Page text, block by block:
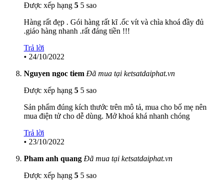
Được xếp hạng 5 5 sao
Hàng rất đẹp . Gói hàng rất kĩ .ốc vít và chìa khoá đầy đủ
.giáo hàng nhanh .rất đáng tiền !!!
Trả lời
• 24/10/2022
Nguyen ngoc tiem Đã mua tại ketsatdaiphat.vn
Được xếp hạng 5 5 sao
Sản phẩm đúng kích thước trên mô tả, mua cho bố mẹ nên
mua điện tử cho dễ dùng. Mở khoá khá nhanh chóng
Trả lời
• 23/10/2022
Pham anh quang Đã mua tại ketsatdaiphat.vn
Được xếp hạng 5 5 sao